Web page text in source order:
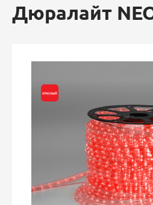
Дюралайт